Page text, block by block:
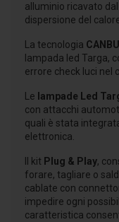
alluminio ricavato
dispersione del
La tecnologia
lampada led Targa,
errore check luci nel
Le lampade Led
con attacchi
quali è stata
elettronica.
Il kit Plug & Play,
forare, tagliare o
cablate con
impedire ogni
caratteristica